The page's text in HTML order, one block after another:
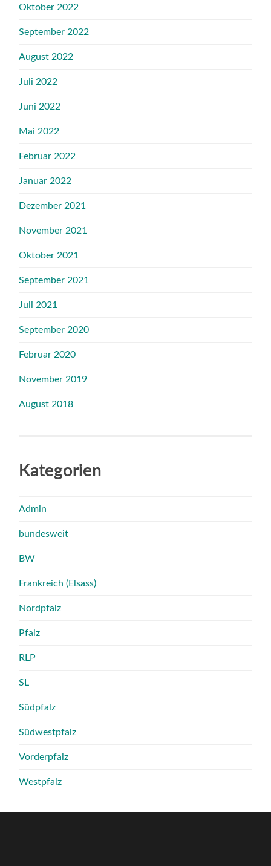
Oktober 2022
September 2022
August 2022
Juli 2022
Juni 2022
Mai 2022
Februar 2022
Januar 2022
Dezember 2021
November 2021
Oktober 2021
September 2021
Juli 2021
September 2020
Februar 2020
November 2019
August 2018
Kategorien
Admin
bundesweit
BW
Frankreich (Elsass)
Nordpfalz
Pfalz
RLP
SL
Südpfalz
Südwestpfalz
Vorderpfalz
Westpfalz